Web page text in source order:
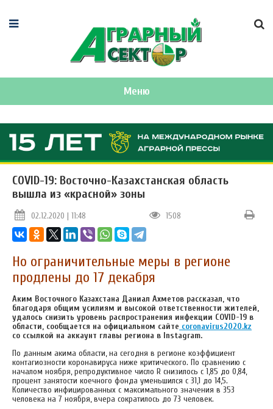
Меню
COVID-19: Восточно-Казахстанская область
вышла из «красной» зоны
02.12.2020 | 11:48 1508
Но ограничительные меры в регионе
продлены до 17 декабря
Аким Восточного Казахстана Даниал Ахметов рассказал, что
благодаря общим усилиям и высокой ответственности жителей,
удалось снизить уровень распространения инфекции COVID-19 в
области, сообщается на официальном сайте coronavirus2020.kz
со ссылкой на аккаунт главы региона в Instagram.
По данным акима области, на сегодня в регионе коэффициент
контагиозности коронавируса ниже критического. По сравнению с
началом ноября, репродуктивное число R снизилось с 1,85 до 0,84,
процент занятости коечного фонда уменьшился с 31,1 до 14,5.
Количество инфицированных с максимального значения в 353
человека на 7 ноября, вчера сократилось до 73 человек.